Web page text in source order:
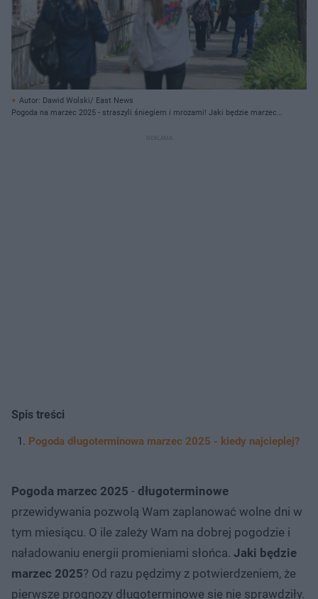
Autor: Dawid Wolski/ East News
Pogoda na marzec 2025 - straszyli śniegiem i mrozami! Jaki będzie marzec?
Spis treści
Pogoda długoterminowa marzec 2025 - kiedy najcieplej?
Pogoda marzec 2025 - długoterminowe
przewidywania pozwolą Wam zaplanować wolne dni w
tym miesiącu. O ile zależy Wam na dobrej pogodzie i
naładowaniu energii promieniami słońca. Jaki będzie
marzec 2025? Od razu pędzimy z potwierdzeniem, że
pierwsze prognozy długoterminowe się nie sprawdziły.